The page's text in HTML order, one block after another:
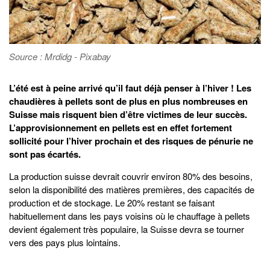
Source : Mrdidg - Pixabay
L’été est à peine arrivé qu’il faut déjà penser à l’hiver ! Les
chaudières à pellets sont de plus en plus nombreuses en
Suisse mais risquent bien d’être victimes de leur succès.
L’approvisionnement en pellets est en effet fortement
sollicité pour l’hiver prochain et des risques de pénurie ne
sont pas écartés.
La production suisse devrait couvrir environ 80% des besoins,
selon la disponibilité des matières premières, des capacités de
production et de stockage. Le 20% restant se faisant
habituellement dans les pays voisins où le chauffage à pellets
devient également très populaire, la Suisse devra se tourner
vers des pays plus lointains.